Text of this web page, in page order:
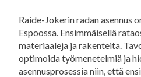
Raide-Jokerin radan asennus
Espoossa. Ensimmäisellä
materiaaleja ja rakenteita.
optimoida työmenetelmiä ja
asennusprosessia niin, että